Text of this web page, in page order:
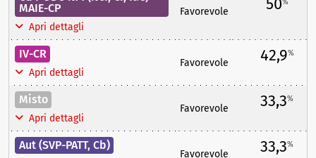
MAIE-CP
Apri dettagli
Favorevole 50
IV-CR
Apri dettagli
Favorevole 42,9%
Misto
Apri dettagli
Favorevole 33,3%
Aut (SVP-PATT, Cb)
Favorevole 33,3%